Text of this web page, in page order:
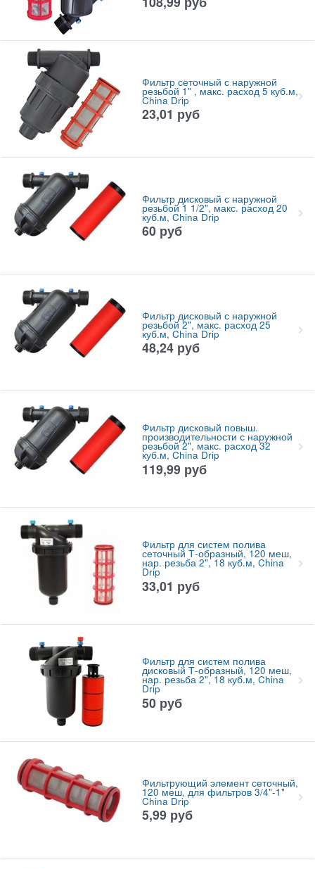
Фильтр сеточный с наружной
резьбой 1" , макс. расход 5 куб.м,
China Drip
23,01 руб
Фильтр дисковый с наружной
резьбой 1 1/2", макс. расход 20
куб.м, China Drip
60 руб
Фильтр дисковый с наружной
резьбой 2", макс. расход 25
куб.м, China Drip
48,24 руб
Фильтр дисковый повыш.
производительности с наружной
резьбой 2", макс. расход 32
куб.м, China Drip
119,99 руб
Фильтр для систем полива
сеточный Т-образный, 120 меш,
нар. резьба 2", 18 куб.м, China
Drip
33,01 руб
Фильтр для систем полива
дисковый Т-образный, 120 меш,
нар. резьба 2", 18 куб.м, China
Drip
50 руб
Фильтрующий элемент сеточный,
120 меш, для фильтров 3/4"-1"
China Drip
5,99 руб